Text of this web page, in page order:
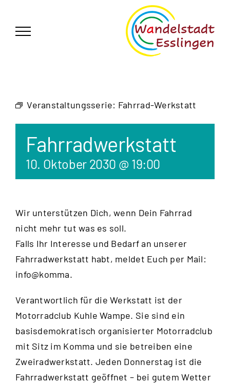
springen
Veranstaltungsserie: Fahrrad-Werkstatt
Fahrradwerkstatt
10. Oktober 2030 @ 19:00
Wir unterstützen Dich, wenn Dein Fahrrad
nicht mehr tut was es soll.
Falls Ihr Interesse und Bedarf an unserer
Fahrradwerkstatt habt, meldet Euch per Mail:
info@komma.
Verantwortlich für die Werkstatt ist der
Motorradclub Kuhle Wampe. Sie sind ein
basisdemokratisch organisierter Motorradclub
mit Sitz im Komma und sie betreiben eine
Zweiradwerkstatt. Jeden Donnerstag ist die
Fahrradwerkstatt geöffnet – bei gutem Wetter